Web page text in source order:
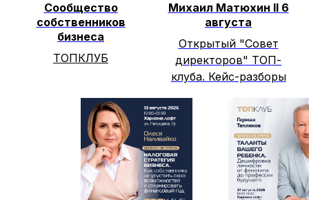
Сообщество
собственников
бизнеса
ТОПКЛУБ
Михаил Матюхин II 6
августа
Открытый "Совет
директоров" ТОП-
клуба. Кейс-разборы